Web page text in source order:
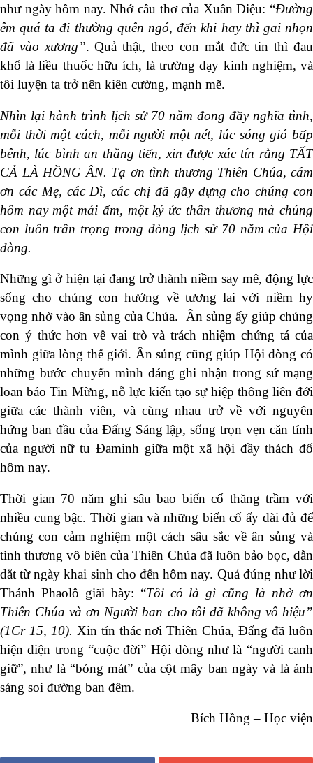
như ngày hôm nay. Nhớ câu thơ của Xuân Diệu: “Đường
êm quá ta đi thường quên ngó, đến khi hay thì gai nhọn
đã vào xương”. Quả thật, theo con mắt đức tin thì đau
khổ là liều thuốc hữu ích, là trường dạy kinh nghiệm, và
tôi luyện ta trở nên kiên cường, mạnh mẽ.
Nhìn lại hành trình lịch sử 70 năm đong đầy nghĩa tình,
mỗi thời một cách, mỗi người một nét, lúc sóng gió bấp
bênh, lúc bình an thăng tiến, xin được xác tín rằng TẤT
CẢ LÀ HỒNG ÂN. Tạ ơn tình thương Thiên Chúa, cám
ơn các Mẹ, các Dì, các chị đã gầy dựng cho chúng con
hôm nay một mái ấm, một ký ức thân thương mà chúng
con luôn trân trọng trong dòng lịch sử 70 năm của Hội
dòng.
Những gì ở hiện tại đang trở thành niềm say mê, động lực
sống cho chúng con hướng về tương lai với niềm hy
vọng nhờ vào ân sủng của Chúa. Ân sủng ấy giúp chúng
con ý thức hơn về vai trò và trách nhiệm chứng tá của
mình giữa lòng thế giới. Ân sủng cũng giúp Hội dòng có
những bước chuyển mình đáng ghi nhận trong sứ mạng
loan báo Tin Mừng, nỗ lực kiến tạo sự hiệp thông liên đới
giữa các thành viên, và cùng nhau trở về với nguyên
hứng ban đầu của Đấng Sáng lập, sống trọn vẹn căn tính
của người nữ tu Đaminh giữa một xã hội đầy thách đố
hôm nay.
Thời gian 70 năm ghi sâu bao biến cố thăng trầm với
nhiều cung bậc. Thời gian và những biến cố ấy dài đủ để
chúng con cảm nghiệm một cách sâu sắc về ân sủng và
tình thương vô biên của Thiên Chúa đã luôn bảo bọc, dẫn
dắt từ ngày khai sinh cho đến hôm nay. Quả đúng như lời
Thánh Phaolô giãi bày: “Tôi có là gì cũng là nhờ ơn
Thiên Chúa và ơn Người ban cho tôi đã không vô hiệu”
(1Cr 15, 10). Xin tín thác nơi Thiên Chúa, Đấng đã luôn
hiện diện trong “cuộc đời” Hội dòng như là “người canh
giữ”, như là “bóng mát” của cột mây ban ngày và là ánh
sáng soi đường ban đêm.
Bích Hồng – Học viện